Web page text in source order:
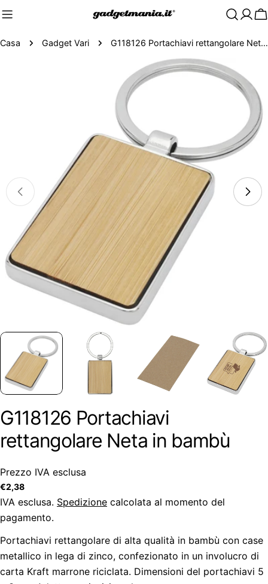
Casa Gadget Vari G118126 Portachiavi rettangolare Neta in bambù
G118126 Portachiavi
rettangolare Neta in bambù
Prezzo IVA esclusa
Prezzo
regolare
€2,38
IVA esclusa. Spedizione calcolata al momento del
pagamento.
Portachiavi rettangolare di alta qualità in bambù con case
metallico in lega di zinco, confezionato in un involucro di
carta Kraft marrone riciclata. Dimensioni del portachiavi 5